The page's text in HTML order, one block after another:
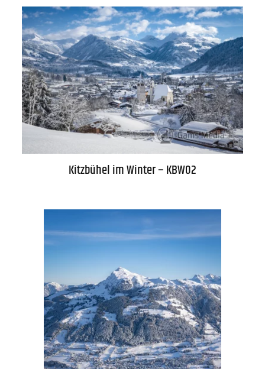
Newsletter
Kontakt
Über uns
FAQs
Kitzbühel im Winter – KBW02